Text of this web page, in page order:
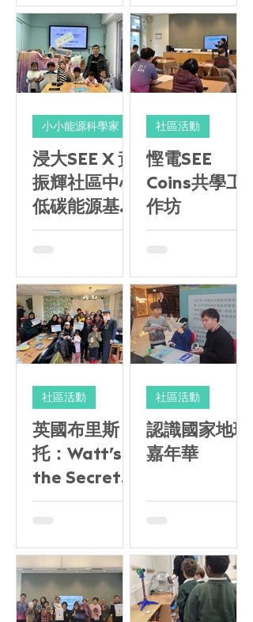
浸大SEE X 黃
振輝社區中心
低碳能源基地
小小能源科學
小小能源科學家
慳電SEE
Coins共學工
作坊
社區活動
英國布里斯
托：Watt’s
the Secret?
智慧節能工作
社區活動
認識國家地理
嘉年華
社區活動